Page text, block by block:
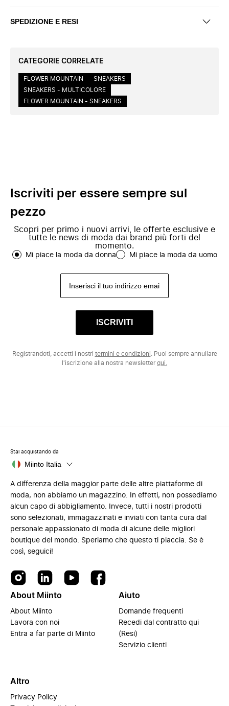
SPEDIZIONE E RESI
CATEGORIE CORRELATE
FLOWER MOUNTAIN
SNEAKERS
SNEAKERS - MULTICOLORE
FLOWER MOUNTAIN - SNEAKERS
Iscriviti per essere sempre sul
pezzo
Scopri per primo i nuovi arrivi, le offerte esclusive e
tutte le news di moda dai brand più forti del
momento.
Mi piace la moda da donna Mi piace la moda da uomo
ISCRIVITI
Registrandoti, accetti i nostri termini e condizioni . Puoi sempre annullare
l'iscrizione alla nostra newsletterqui.
Stai acquistando da
Miinto Italia
A differenza della maggior parte delle altre piattaforme di
moda, non abbiamo un magazzino. In effetti, non possediamo
alcun capo di abbigliamento. Invece, tutti i nostri prodotti
sono selezionati, immagazzinati e inviati con tanta cura dal
personale appassionato di moda di alcune delle migliori
boutique del mondo. Speriamo che questo ti piaccia. Se è
così, seguici!
About Miinto
About Miinto
Lavora con noi
Entra a far parte di Miinto
Aiuto
Domande frequenti
Recedi dal contratto qui
(Resi)
Servizio clienti
Altro
Privacy Policy